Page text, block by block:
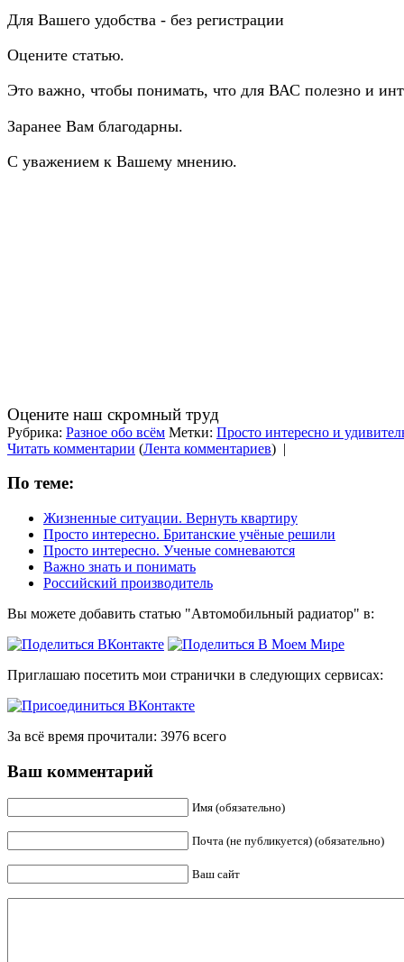
Для Вашего удобства - без регистрации
Оцените статью.
Это важно, чтобы понимать, что для ВАС полезно и
Заранее Вам благодарны.
С уважением к Вашему мнению.
Оцените наш скромный труд
Рубрика: Разное обо всём Метки: Просто интересно и
Читать комментарии (Лента комментариев) |
По теме:
Жизненные ситуации. Вернуть квартиру
Просто интересно. Британские учёные решили
Просто интересно. Ученые сомневаются
Важно знать и понимать
Российский производитель
Вы можете добавить статью "Автомобильный радиатор" в:
Приглашаю посетить мои странички в следующих сервисах:
За всё время прочитали: 3976 всего
Ваш комментарий
Имя (обязательно)
Почта (не публикуется) (обязательно)
Ваш сайт